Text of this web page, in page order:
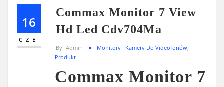
16
CZE
Commax Monitor 7 View
Hd Led Cdv704Ma
By Admin Monitory I Kamery Do Videofonów,
Produkt
Commax Monitor 7